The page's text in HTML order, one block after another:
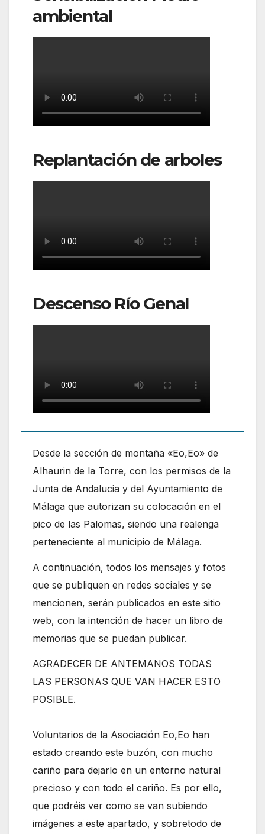
ambiental
Replantación de arboles
Descenso Río Genal
Desde la sección de montaña «Eo,Eo» de
Alhaurin de la Torre, con los permisos de la
Junta de Andalucia y del Ayuntamiento de
Málaga que autorizan su colocación en el
pico de las Palomas, siendo una realenga
perteneciente al municipio de Málaga.
A continuación, todos los mensajes y fotos
que se publiquen en redes sociales y se
mencionen, serán publicados en este sitio
web, con la intención de hacer un libro de
memorias que se puedan publicar.
AGRADECER DE ANTEMANOS TODAS
LAS PERSONAS QUE VAN HACER ESTO
POSIBLE.
Voluntarios de la Asociación Eo,Eo han
estado creando este buzón, con mucho
cariño para dejarlo en un entorno natural
precioso y con todo el cariño. Es por ello,
que podréis ver como se van subiendo
imágenes a este apartado, y sobretodo de